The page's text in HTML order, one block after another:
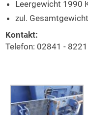
Leergewicht 1990
zul.
Kontakt:
Telefon: 02841 - 8221